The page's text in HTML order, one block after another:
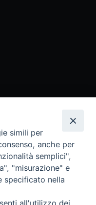
simili per
anche per
semplici",
"misurazione" e
specificato nella